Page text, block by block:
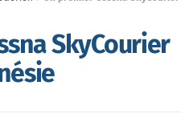
SkyCourier